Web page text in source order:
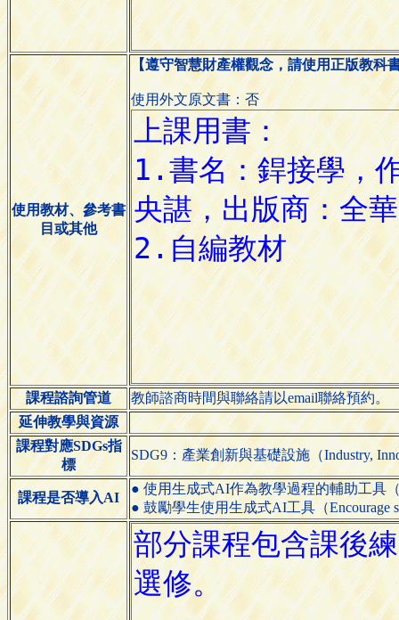
使用教材、參考書
目或其他
【遵守智慧財產權觀念，請使用正版教科
使用外文原文書：否
課程諮詢管道
教師諮商時間與聯絡請以email聯絡預約。
延伸教學與資源
課程對應SDGs指
標
SDG9：產業創新與基礎設施（Industry,
課程是否導入AI
● 使用生成式AI作為教學過程的輔助工具（
● 鼓勵學生使用生成式AI工具（Encourage